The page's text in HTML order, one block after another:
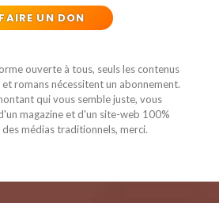
UN DON
ouverte à tous, seuls les contenus
et romans nécessitent un abonnement.
qui vous semble juste, vous
magazine et d'un site-web 100%
médias traditionnels, merci.